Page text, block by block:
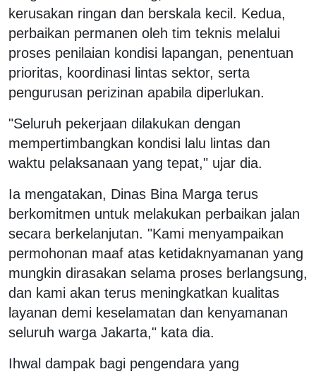
kerusakan ringan dan berskala kecil. Kedua,
perbaikan permanen oleh tim teknis melalui
proses penilaian kondisi lapangan, penentuan
prioritas, koordinasi lintas sektor, serta
pengurusan perizinan apabila diperlukan.
"Seluruh pekerjaan dilakukan dengan
mempertimbangkan kondisi lalu lintas dan
waktu pelaksanaan yang tepat," ujar dia.
Ia mengatakan, Dinas Bina Marga terus
berkomitmen untuk melakukan perbaikan jalan
secara berkelanjutan. "Kami menyampaikan
permohonan maaf atas ketidaknyamanan yang
mungkin dirasakan selama proses berlangsung,
dan kami akan terus meningkatkan kualitas
layanan demi keselamatan dan kenyamanan
seluruh warga Jakarta," kata dia.
Ihwal dampak bagi pengendara yang